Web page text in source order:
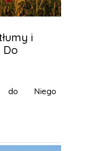
i
Do
do Niego